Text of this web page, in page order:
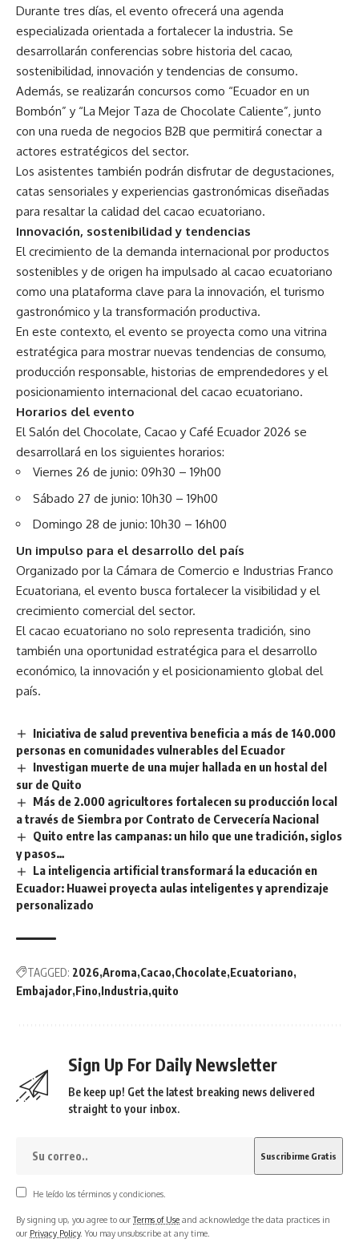
Durante tres días, el evento ofrecerá una agenda
especializada orientada a fortalecer la industria. Se
desarrollarán conferencias sobre historia del cacao,
sostenibilidad, innovación y tendencias de consumo.
Además, se realizarán concursos como “Ecuador en un
Bombón” y “La Mejor Taza de Chocolate Caliente”, junto
con una rueda de negocios B2B que permitirá conectar a
actores estratégicos del sector.
Los asistentes también podrán disfrutar de degustaciones,
catas sensoriales y experiencias gastronómicas diseñadas
para resaltar la calidad del cacao ecuatoriano.
Innovación, sostenibilidad y tendencias
El crecimiento de la demanda internacional por productos
sostenibles y de origen ha impulsado al cacao ecuatoriano
como una plataforma clave para la innovación, el turismo
gastronómico y la transformación productiva.
En este contexto, el evento se proyecta como una vitrina
estratégica para mostrar nuevas tendencias de consumo,
producción responsable, historias de emprendedores y el
posicionamiento internacional del cacao ecuatoriano.
Horarios del evento
El Salón del Chocolate, Cacao y Café Ecuador 2026 se
desarrollará en los siguientes horarios:
Viernes 26 de junio: 09h30 – 19h00
Sábado 27 de junio: 10h30 – 19h00
Domingo 28 de junio: 10h30 – 16h00
Un impulso para el desarrollo del país
Organizado por la Cámara de Comercio e Industrias Franco
Ecuatoriana, el evento busca fortalecer la visibilidad y el
crecimiento comercial del sector.
El cacao ecuatoriano no solo representa tradición, sino
también una oportunidad estratégica para el desarrollo
económico, la innovación y el posicionamiento global del
país.
Iniciativa de salud preventiva beneficia a más de 140.000
personas en comunidades vulnerables del Ecuador
Investigan muerte de una mujer hallada en un hostal del
sur de Quito
Más de 2.000 agricultores fortalecen su producción local
a través de Siembra por Contrato de Cervecería Nacional
Quito entre las campanas: un hilo que une tradición, siglos
y pasos…
La inteligencia artificial transformará la educación en
Ecuador: Huawei proyecta aulas inteligentes y aprendizaje
personalizado
TAGGED: 2026 Aroma Cacao Chocolate Ecuatoriano
Embajador Fino Industria quito
Sign Up For Daily Newsletter
Be keep up! Get the latest breaking news delivered
straight to your inbox.
He leído los términos y condiciones.
By signing up, you agree to ourTerms of Use and acknowledge the data practices in
our Privacy Policy. You may unsubscribe at any time.